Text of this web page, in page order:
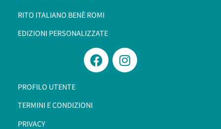
RITO ITALIANO BENÈ ROMI​
EDIZIONI PERSONALIZZATE
PROFILO UTENTE
TERMINI E CONDIZIONI
PRIVACY